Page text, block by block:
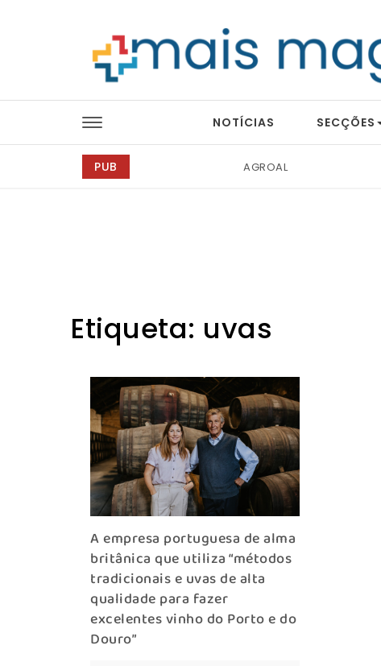
NOTÍCIAS SECÇÕES
PUB Tintas 2000
Etiqueta: uvas
A empresa portuguesa de alma
britânica que utiliza “métodos
tradicionais e uvas de alta
qualidade para fazer
excelentes vinho do Porto e do
Douro”